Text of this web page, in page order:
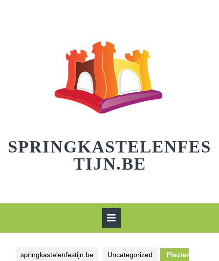
SPRINGKASTELENFES
TIJN.BE
springkastelenfestijn.be Uncategorized Plezier